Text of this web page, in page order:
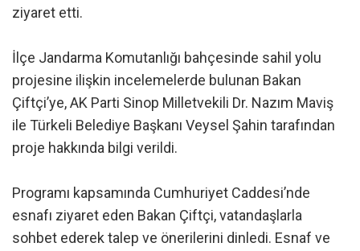
ziyaret etti.
İlçe Jandarma Komutanlığı bahçesinde sahil yolu
projesine ilişkin incelemelerde bulunan Bakan
Çiftçi’ye, AK Parti Sinop Milletvekili Dr. Nazım Maviş
ile Türkeli Belediye Başkanı Veysel Şahin tarafından
proje hakkında bilgi verildi.
Programı kapsamında Cumhuriyet Caddesi’nde
esnafı ziyaret eden Bakan Çiftçi, vatandaşlarla
sohbet ederek talep ve önerilerini dinledi. Esnaf ve